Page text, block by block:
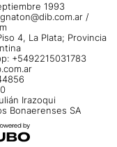
1993
/
4, La Plata; Provincia
+5492215031783
Irazoqui
Bonaerenses SA